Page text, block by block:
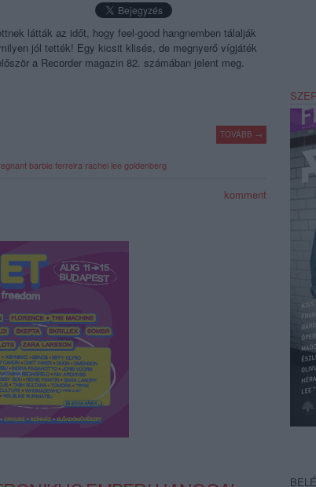
látták az időt, hogy feel-good hangnemben tálalják
jól tették! Egy kicsit klisés, de megnyerő vígjáték
a Recorder magazin 82. számában jelent meg.
TOVÁBB →
barbie ferreira rachel lee goldenberg
komment